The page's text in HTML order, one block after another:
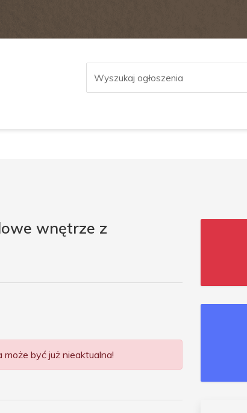
wnętrze z
być już nieaktualna!